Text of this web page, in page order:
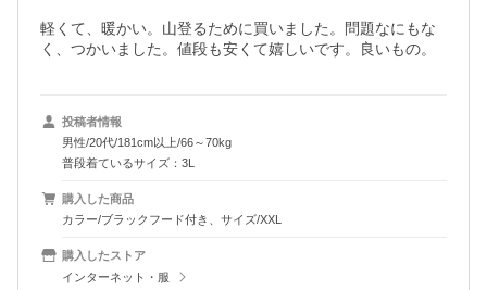
軽くて、暖かい。山登るために買いました。問題なにもな
く、つかいました。値段も安くて嬉しいです。良いもの。
投稿者情報
男性/20代/181cm以上/66～70kg
普段着ているサイズ：3L
購入した商品
カラー/ブラックフード付き、サイズ/XXL
購入したストア
インターネット・服